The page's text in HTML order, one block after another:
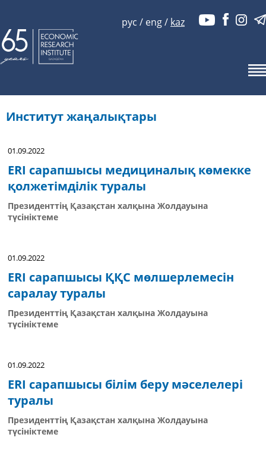
рус / eng/ kaz
Институт жаңалықтары
01.09.2022
ERI сарапшысы медициналық көмекке
қолжетімділік туралы
Президенттің Қазақстан халқына Жолдауына
түсініктеме
01.09.2022
ERI сарапшысы ҚҚС мөлшерлемесін
саралау туралы
Президенттің Қазақстан халқына Жолдауына
түсініктеме
01.09.2022
ERI сарапшысы білім беру мәселелері
туралы
Президенттің Қазақстан халқына Жолдауына
түсініктеме